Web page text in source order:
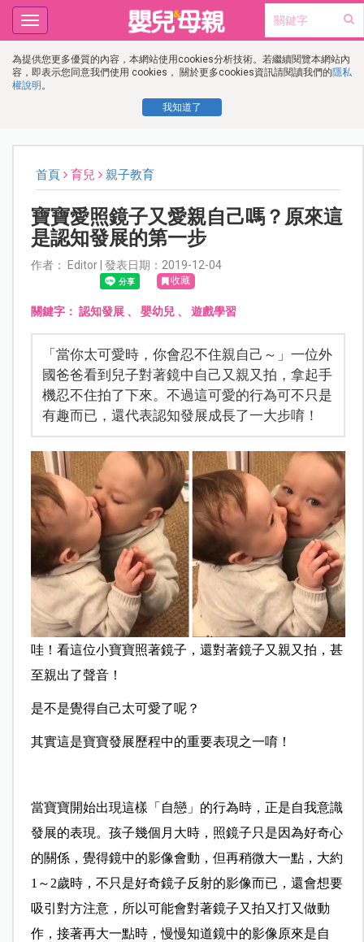
為提供您更多優質的內容，本網站使用cookies分析技術。若繼續閱覽本網站內
容，即表示您同意我們使用 cookies， 關於更多cookies資訊請閱讀我們的隱私
權說明 。
我知道了
Toggle
navigation
首頁 育兒 親子教育
寶寶愛照鏡子又愛親自己嗎？原來這
是認知發展的第一步
作者： Editor | 發表日期：2019-12-04
收藏
關鍵字： 認知發展、 嬰幼兒、 遊戲學習
「當你太可愛時，你會忍不住親自己～」一位外
國爸爸看到兒子對著鏡中自己又親又拍，拿起手
機忍不住拍了下來。不過這可愛的行為可不只是
有趣而已，還代表認知發展成長了一大步唷！
哇！看這位小寶寶照著鏡子，還對著鏡子又親又拍，甚
至親出了聲音！
是不是覺得自己太可愛了呢？
其實這是寶寶發展歷程中的重要表現之一唷！
當寶寶開始出現這樣「自戀」的行為時，正是自我意識
發展的表現。 孩子幾個月大時，照鏡子只是因為好奇心
的關係，覺得鏡中的影像會動，但再稍微大一點，大約
1～2歲時，不只是好奇鏡子反射的影像而已，還會想要
吸引對方注意，所以可能會對著鏡子又拍又打又做動
作，接著再大一點時，慢慢知道鏡中的影像原來是自